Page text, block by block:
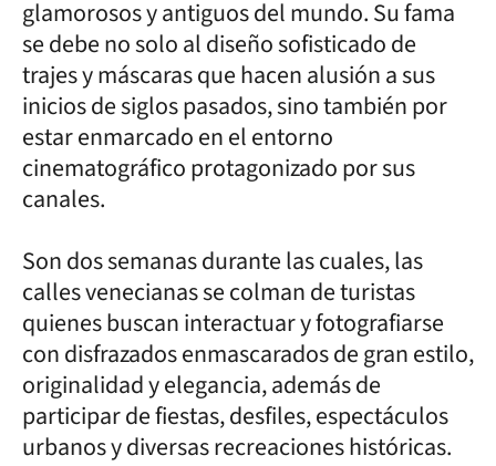
glamorosos y antiguos del mundo. Su fama
se debe no solo al diseño sofisticado de
trajes y máscaras que hacen alusión a sus
inicios de siglos pasados, sino también por
estar enmarcado en el entorno
cinematográfico protagonizado por sus
canales.
Son dos semanas durante las cuales, las
calles venecianas se colman de turistas
quienes buscan interactuar y fotografiarse
con disfrazados enmascarados de gran estilo,
originalidad y elegancia, además de
participar de fiestas, desfiles, espectáculos
urbanos y diversas recreaciones históricas.